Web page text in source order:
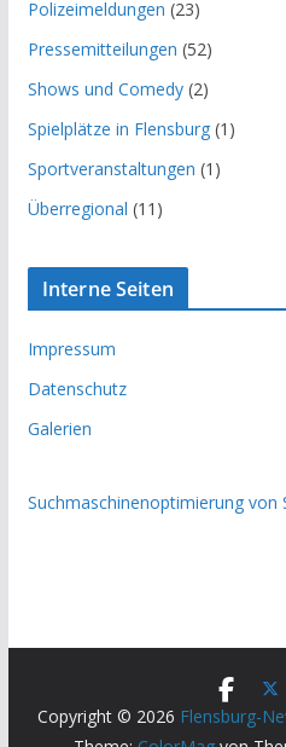
Polizeimeldungen (23)
Pressemitteilungen (52)
Shows und Comedy(2)
Spielplätze in Flensburg(1)
Sportveranstaltungen (1)
Überregional (11)
Interne Seiten
Impressum
Datenschutz
Galerien
Suchmaschinenoptimierung von
Copyright © 2026 Flensburg-